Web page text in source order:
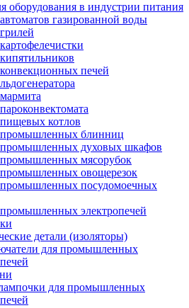
оборудования в индустрии питания
газированной воды
печей
котлов
промышленных блинниц
промышленных духовых шкафов
промышленных мясорубок
промышленных овощерезок
промышленных посудомоечных
промышленных электропечей
детали (изоляторы)
для промышленных
для промышленных